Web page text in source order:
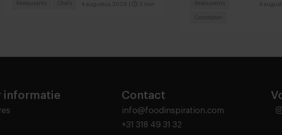
4 augustus 2026 3 min
Restaurants Chefs 4
Restaurants
Concepten
informatie Contact
info@foodinspiration.com
+31 318 49 31 32